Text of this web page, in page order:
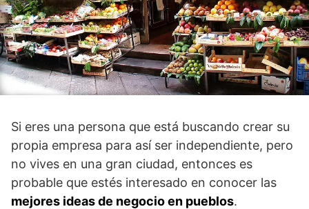
Si eres una persona que está buscando crear su
propia empresa para así ser independiente, pero
no vives en una gran ciudad, entonces es
probable que estés interesado en conocer las
mejores ideas de negocio en pueblos.